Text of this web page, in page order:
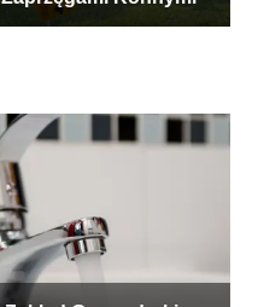
Konnymi